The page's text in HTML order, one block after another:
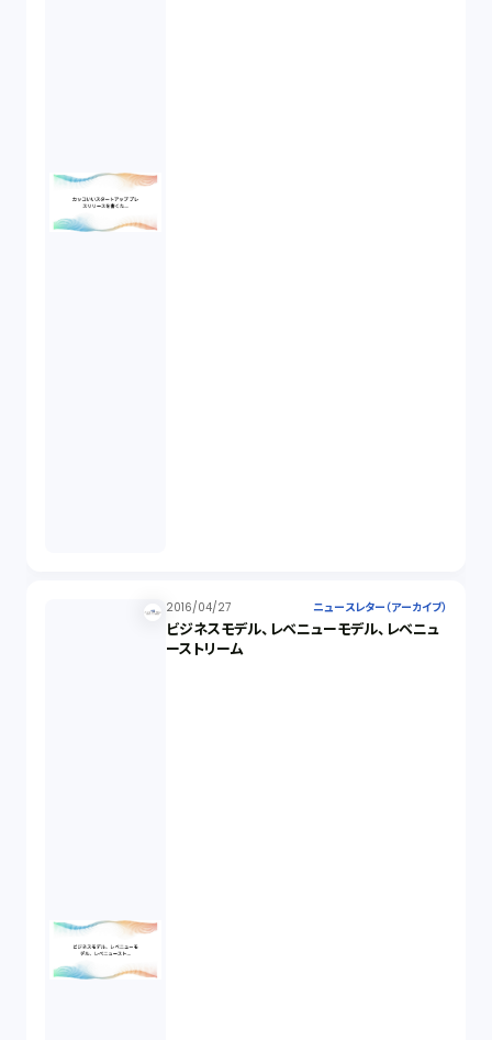
2016/04/27 ニュースレター（アーカイブ）
ビジネスモデル、レベニューモデル、レベニュ
ーストリーム